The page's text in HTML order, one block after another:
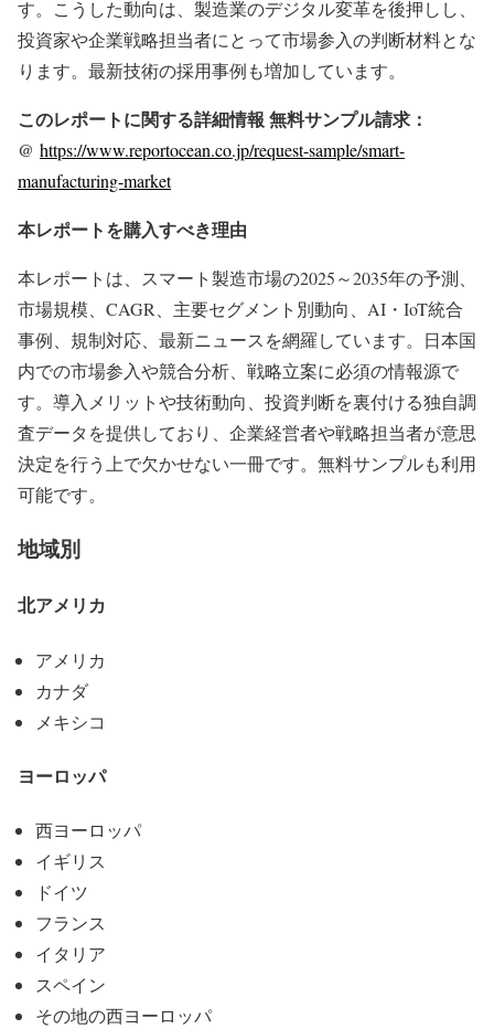
す。こうした動向は、製造業のデジタル変革を後押しし、
投資家や企業戦略担当者にとって市場参入の判断材料とな
ります。最新技術の採用事例も増加しています。
このレポートに関する詳細情報 無料サンプル請求：
@ https://www.reportocean.co.jp/request-sample/smart-
manufacturing-market
本レポートを購入すべき理由
本レポートは、スマート製造市場の2025～2035年の予測、
市場規模、CAGR、主要セグメント別動向、AI・IoT統合
事例、規制対応、最新ニュースを網羅しています。日本国
内での市場参入や競合分析、戦略立案に必須の情報源で
す。導入メリットや技術動向、投資判断を裏付ける独自調
査データを提供しており、企業経営者や戦略担当者が意思
決定を行う上で欠かせない一冊です。無料サンプルも利用
可能です。
地域別
北アメリカ
アメリカ
カナダ
メキシコ
ヨーロッパ
西ヨーロッパ
イギリス
ドイツ
フランス
イタリア
スペイン
その地の西ヨーロッパ